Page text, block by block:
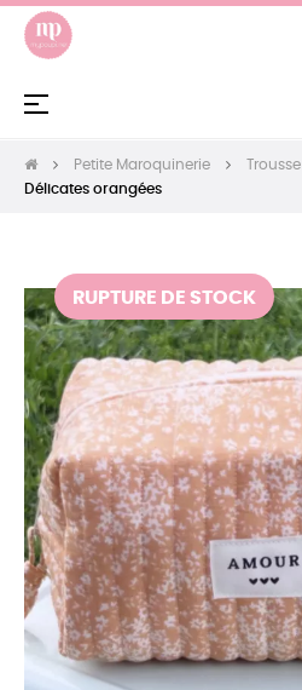
Basculer
☰
Petite Maroquinerie Trousse
Délicates orangées
RUPTURE DE STOCK